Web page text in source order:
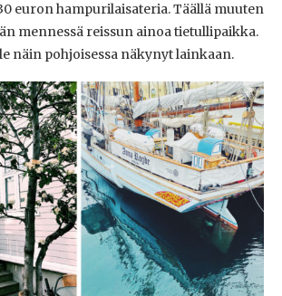
euron hampurilaisateria. Täällä muuten
mennessä reissun ainoa tietullipaikka.
näin pohjoisessa näkynyt lainkaan.